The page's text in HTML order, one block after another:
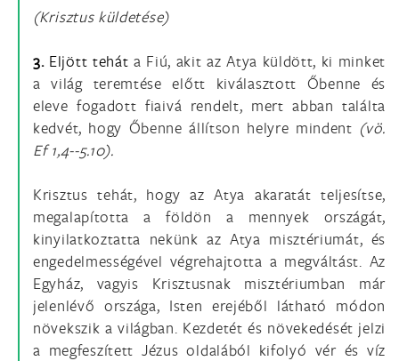
(Krisztus küldetése)
3. Eljött tehát a Fiú, akit az Atya küldött, ki minket
a világ teremtése előtt kiválasztott Őbenne és
eleve fogadott fiaivá rendelt, mert abban találta
kedvét, hogy Őbenne állítson helyre mindent (vö.
Ef 1,4--5.10).
Krisztus tehát, hogy az Atya akaratát teljesítse,
megalapította a földön a mennyek országát,
kinyilatkoztatta nekünk az Atya misztériumát, és
engedelmességével végrehajtotta a megváltást. Az
Egyház, vagyis Krisztusnak misztériumban már
jelenlévő országa, Isten erejéből látható módon
növekszik a világban. Kezdetét és növekedését jelzi
a megfeszített Jézus oldalából kifolyó vér és víz